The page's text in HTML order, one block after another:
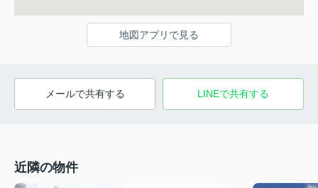
地図アプリで見る
メールで共有する LINEで共有する
近隣の物件